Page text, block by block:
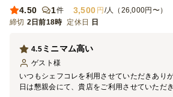
4.50
1件 3,500 円 /人（26,000円〜）
締切 2日前18時 定休日 日
ミニマム高い
4.5
ゲスト 様
いつもシェフコレを利用させていただきあり
日は懇親会にて、貴店をご利用させていただ